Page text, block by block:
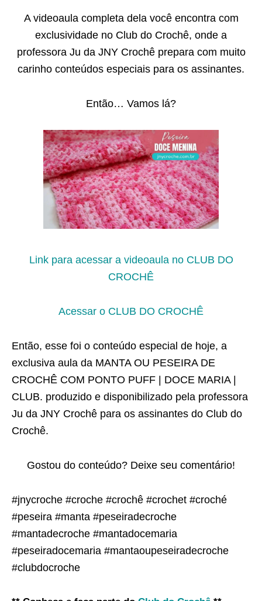
A videoaula completa dela você encontra com
exclusividade no Club do Crochê, onde a
professora Ju da JNY Crochê prepara com muito
carinho conteúdos especiais para os assinantes.
Então… Vamos lá?
Link para acessar a videoaula no CLUB DO
CROCHÊ
Acessar o CLUB DO CROCHÊ
Então, esse foi o conteúdo especial de hoje, a
exclusiva aula da MANTA OU PESEIRA DE
CROCHÊ COM PONTO PUFF | DOCE MARIA |
CLUB. produzido e disponibilizado pela professora
Ju da JNY Crochê para os assinantes do Club do
Crochê.
Gostou do conteúdo? Deixe seu comentário!
#jnycroche #croche #crochê #crochet #croché
#peseira #manta #peseiradecroche
#mantadecroche #mantadocemaria
#peseiradocemaria #mantaoupeseiradecroche
#clubdocroche